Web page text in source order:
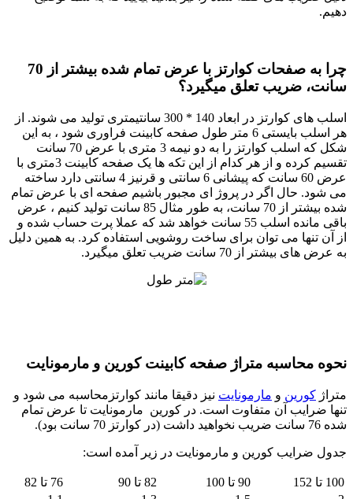
دهیم.
چرا به صفحات کوارتز با عرض تمام شده بیشتر از 70
سانت، ضریب تعلق میگیرد؟
اسلب های کوارتز در ابعاد 140 * 300 سانتیمتری تولید می شوند. از
هر اسلب بایستی 6 متر طول صفحه کابینت فراوری شود ، به این
شکل که اسلب کوارتز را به دو نیمه 3 متری با عرض 70 سانت
تقسیم کرده و از هر کدام از این تکه ها یک صفحه کابینت 3متری با
عرض 60 سانت که پیشانی 6 سانتی و قرنیز 4 سانتی دارد ساخته
می شود. حال اگر در پروژ ای مجبور باشیم صفحه ای با عرض تمام
شده بیشتر از 70 سانت، به طور مثال 85 سانت تولید کنیم ، عرض
باقی مانده اسلب 55 سانت خواهد شد که عملا پرت حساب شده و
از آن تنها می توان برای ساخت روشویی استفاده کرد. به همین دلیل
به عرض های بیشتر از 70 سانت ضریب تعلق میگیرد.
نحوه محاسبه متراژ صفحه کابینت کورین و مارمونایت
متراژ کورین و مارمونایت نیز دقیقا مانند کوارتزمحاسبه می شود و
تنها ضرایب آن متفاوت است. در کورین مارمونایت تا عرض تمام
شده 76 سانت ضریب نخواهید داشت (در کوارتز 70 سانت بود).
جدول ضرایب کورین و مارمونایت در زیر آمده است:
100 تا 152 90 تا 100 82 تا 90
76 تا 82